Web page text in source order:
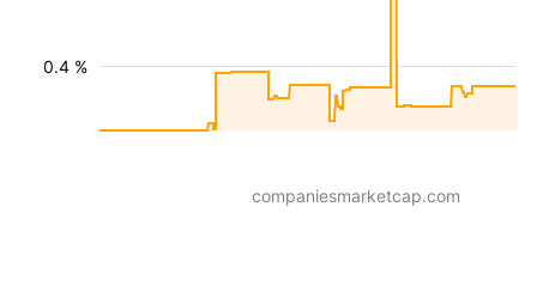
0.4 %
companiesmarketcap.com